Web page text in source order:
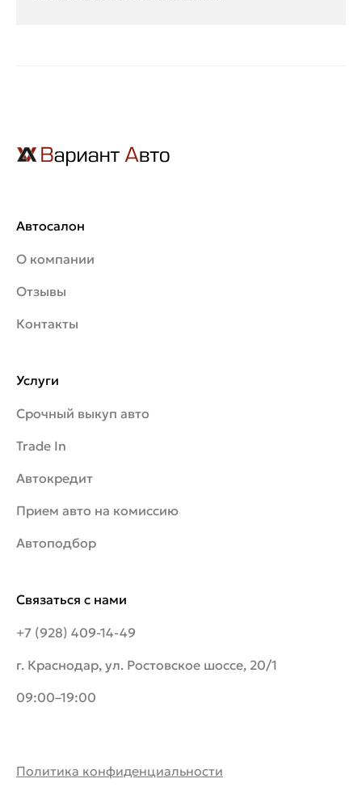
Автосалон
О компании
Отзывы
Контакты
Связаться с нами
+7 (928) 409-14-49
г. Краснодар, ул. Ростовское шоссе, 20/1
09:00–19:00
Услуги
Срочный выкуп авто
Trade In
Автокредит
Прием авто на комиссию
Автоподбор
Политика конфиденциальности